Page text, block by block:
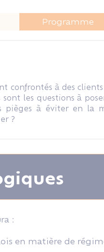
Programme
confrontés à des
sont les questions à
pièges à éviter en la
?
:
en matière de